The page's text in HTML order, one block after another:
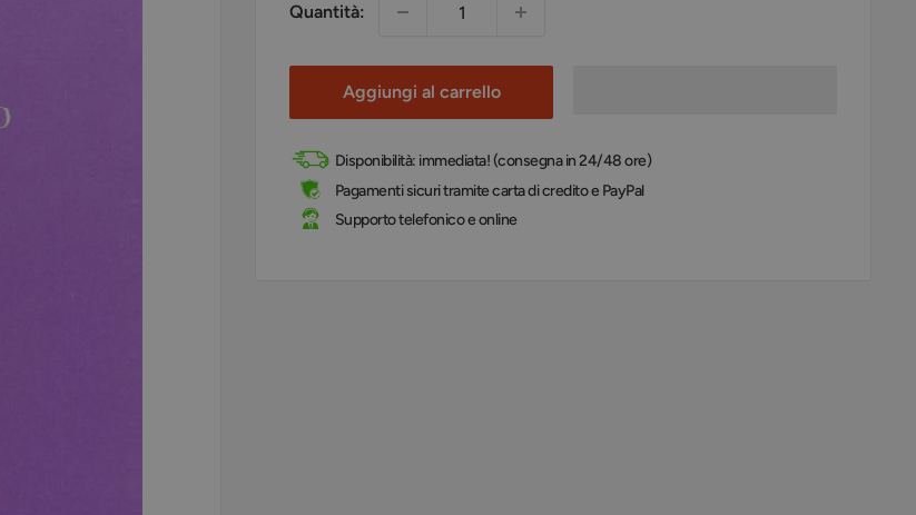
Quantità:
Aggiungi al carrello
Disponibilità: immediata! (consegna in 24/48 ore)
Pagamenti sicuri tramite carta di credito e PayPal
Supporto telefonico e online